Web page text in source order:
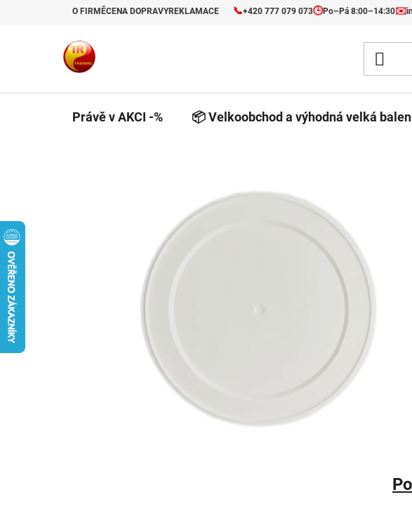
O FIRMĚCENA DOPRAVYREKLAMACE 📞+420 777 079 073🕒Po–Pá 8:00–14:30✉️
Právě v AKCI -% 📦 Velkoobchod a výhodná velká